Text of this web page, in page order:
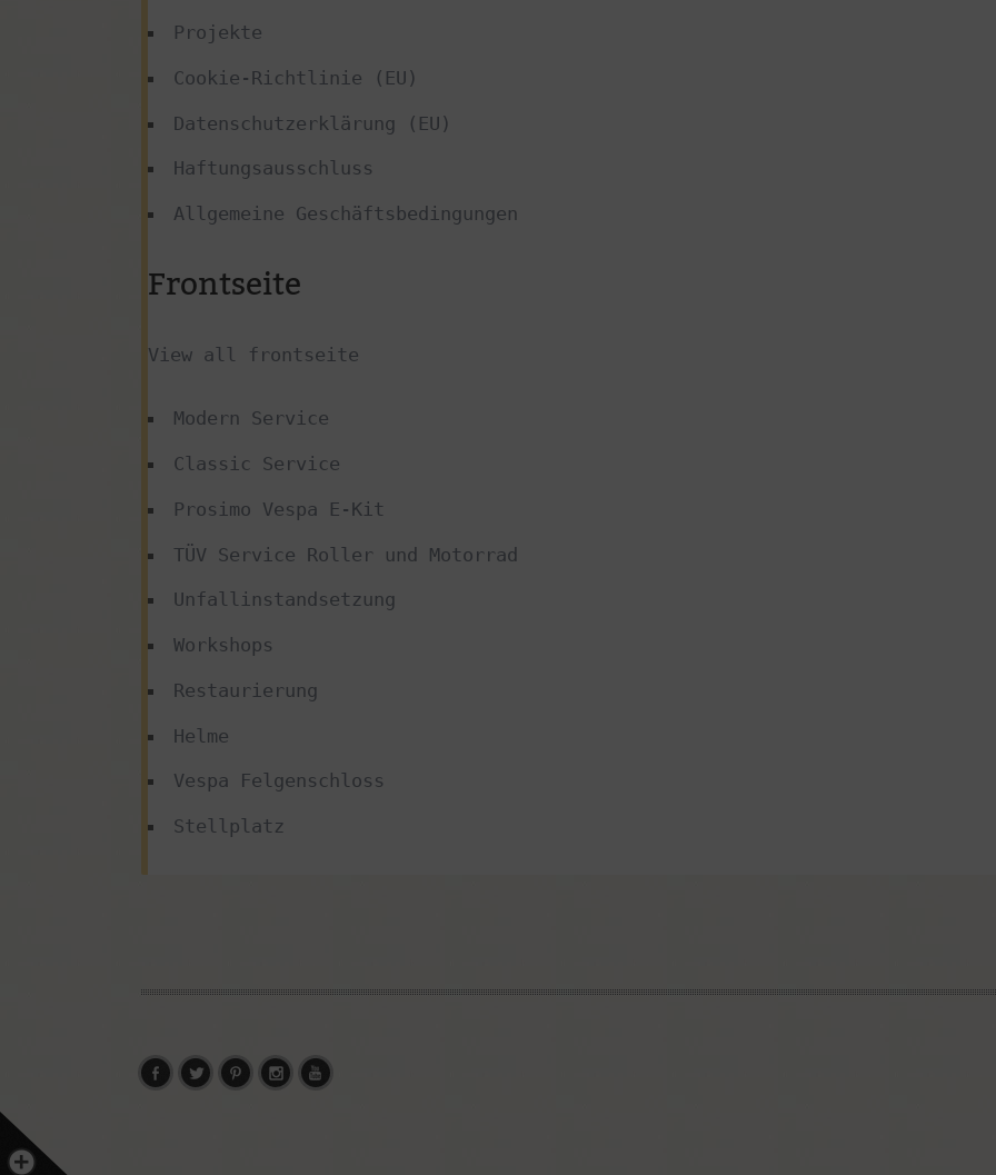
Projekte
Cookie-Richtlinie (EU)
Datenschutzerklärung (EU)
Haftungsausschluss
Allgemeine Geschäftsbedingungen
Frontseite
View all frontseite
Modern Service
Classic Service
Prosimo Vespa E-Kit
TÜV Service Roller und Motorrad
Unfallinstandsetzung
Workshops
Restaurierung
Helme
Vespa Felgenschloss
Stellplatz